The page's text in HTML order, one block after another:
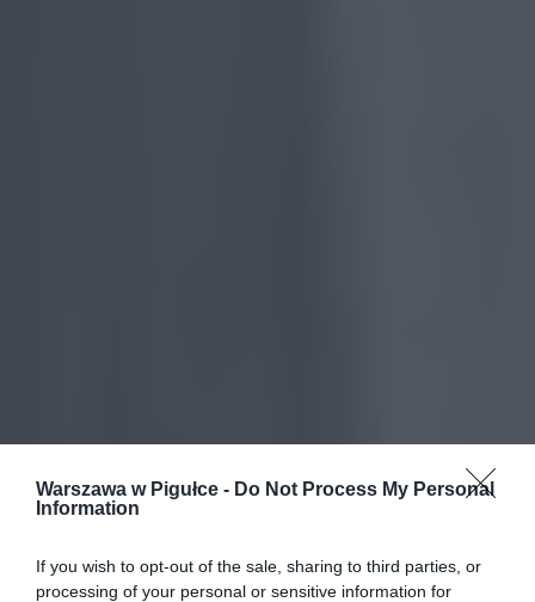
Warszawa w Pigułce - Do Not Process My Personal
Information
If you wish to opt-out of the sale, sharing to third parties, or
processing of your personal or sensitive information for